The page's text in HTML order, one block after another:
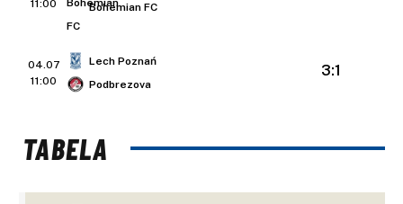
11:00
Bohemian FC
04.07
11:00
Lech Poznań
Podbrezova
3:1
TABELA